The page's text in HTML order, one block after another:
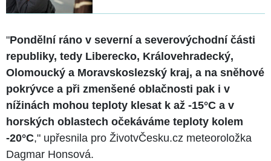
"Pondělní ráno v severní a severovýchodní části
republiky, tedy Liberecko, Královehradecký,
Olomoucký a Moravskoslezský kraj, a na sněhové
pokrývce a při zmenšené oblačnosti pak i v
nížinách mohou teploty klesat k až -15°C a v
horských oblastech očekáváme teploty kolem
-20°C," upřesnila pro ŽivotvČesku.cz meteoroložka
Dagmar Honsová.